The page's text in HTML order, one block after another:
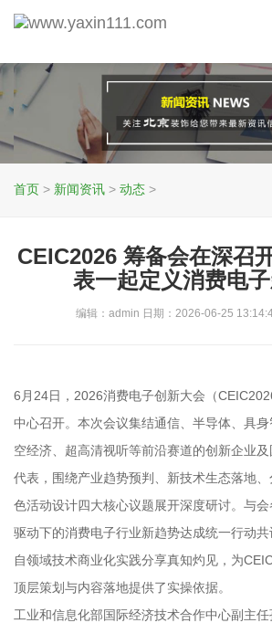
首页 > 新闻资讯 > 动态 >
CEIC2026 筹备会在深召
表一起定义消费电
编辑：admin 日期：2026-06-25
6月24日，2026消费电子创新大会（
中心召开。本次会议集结通信、半导体、具
空经济、超高清视听等前沿赛道的创新企业
代表，围绕产业趋势预判、新技术生态落地
色活动设计四大核心议题展开深度研讨。与
驱动下的消费电子行业新趋势达成统一行动
自领域技术商业化实践分享真知灼见，为
顶层策划与内容落地提供了实操依据。
工业和信息化部国际经济技术合作中心副主